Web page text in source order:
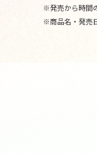
※発売から時間
※商品名・発売